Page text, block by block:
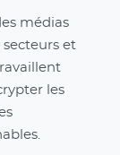
médias
secteurs et
les